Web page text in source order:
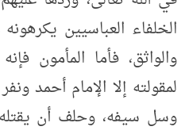
الخلفاء العباسيين
والواثق، فأما المأمون
لمقولته إلا الإمام أحمد
وسل سيفه، وحلف أن